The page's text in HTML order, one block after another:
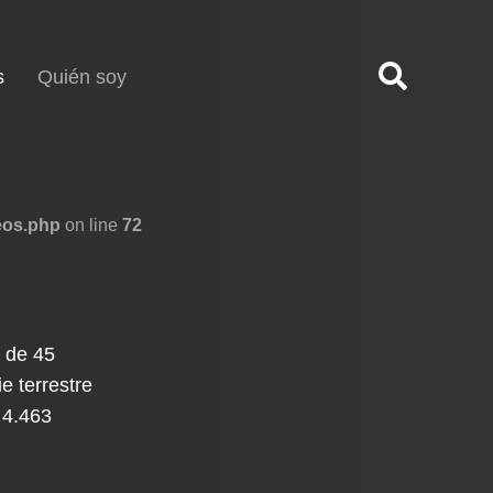
(current)Quién soy
on line 72
de 45
terrestre